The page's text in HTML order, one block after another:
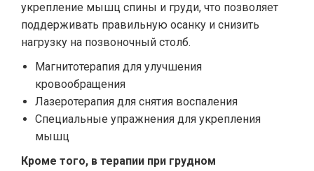
укрепление мышц спины и груди, что позволяет
поддерживать правильную осанку и снизить
нагрузку на позвоночный столб.
Магнитотерапия для улучшения
кровообращения
Лазеротерапия для снятия воспаления
Специальные упражнения для укрепления
мышц
Кроме того, в терапии при грудном